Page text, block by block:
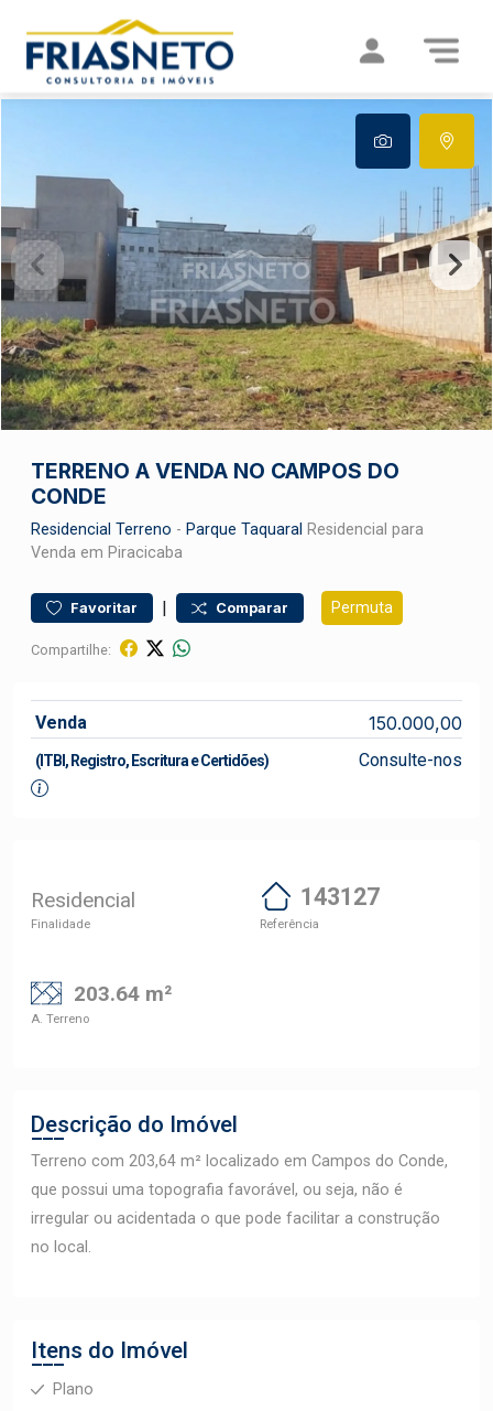
TERRENO A VENDA NO CAMPOS DO
CONDE
Residencial Terreno - Parque Taquaral Residencial para
Venda em Piracicaba
Favoritar | Comparar Permuta
Compartilhe:
Venda 150.000,00
(ITBI, Registro, Escritura e Certidões) Consulte-nos
Residencial
Finalidade
143127
Referência
203.64 m²
A. Terreno
Descrição do Imóvel
Terreno com 203,64 m² localizado em Campos do Conde,
que possui uma topografia favorável, ou seja, não é
irregular ou acidentada o que pode facilitar a construção
no local.
Itens do Imóvel
Plano